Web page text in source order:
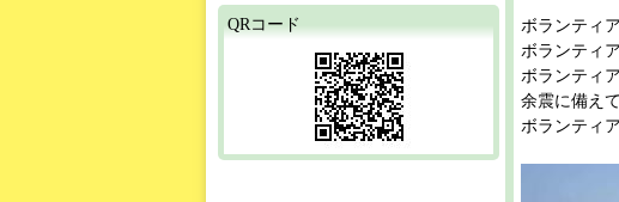
QRコード
ボランティ
ボランティ
ボランティ
余震に備え
ボランティ